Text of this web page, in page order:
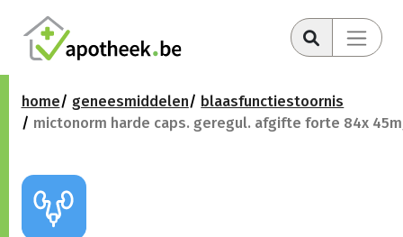
home geneesmiddelen
blaasfunctiestoornis
mictonorm harde caps. geregul. afgifte forte 84x